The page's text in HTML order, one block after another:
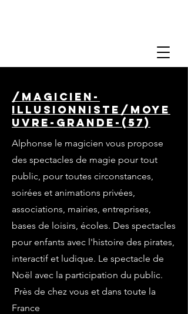
/magicien-
illusionniste/moye
uvre-grande-(57)
Alphonse le magicien vous propose
des spectacles de magie pour tout
public, pour toutes circonstances,
soirées et animations privées,
associations, mairies, entreprises,
bases de loisirs, écoles. Des spectacles
pour enfants avec l'histoire des pirates,
interactif et ludique. Le spectacle de
Noël avec la participation du public.
Près de chez vous et dans toute la
France